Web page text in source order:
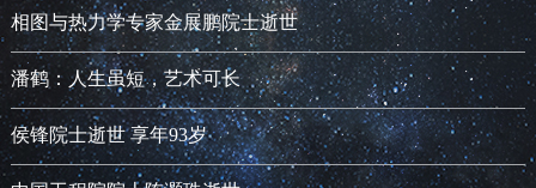
相图与热力学专家金展鹏院士逝世
潘鹤：人生虽短，艺术可长
侯锋院士逝世 享年93岁